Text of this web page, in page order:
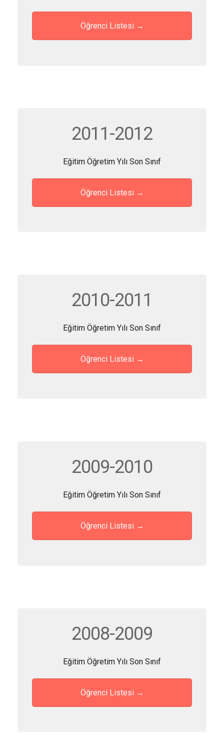
Öğrenci Listesi →
2011-2012
Eğitim Öğretim Yılı Son Sınıf
Öğrenci Listesi →
2010-2011
Eğitim Öğretim Yılı Son Sınıf
Öğrenci Listesi →
2009-2010
Eğitim Öğretim Yılı Son Sınıf
Öğrenci Listesi →
2008-2009
Eğitim Öğretim Yılı Son Sınıf
Öğrenci Listesi →